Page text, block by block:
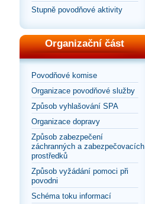
Stupně povodňové aktivity
Organizační část
Povodňové komise
Organizace povodňové služby
Způsob vyhlašování SPA
Organizace dopravy
Způsob zabezpečení
záchranných a zabezpečovacích
prostředků
Způsob vyžádání pomoci při
povodni
Schéma toku informací